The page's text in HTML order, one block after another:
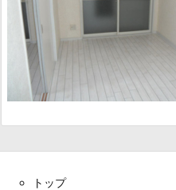
トップ